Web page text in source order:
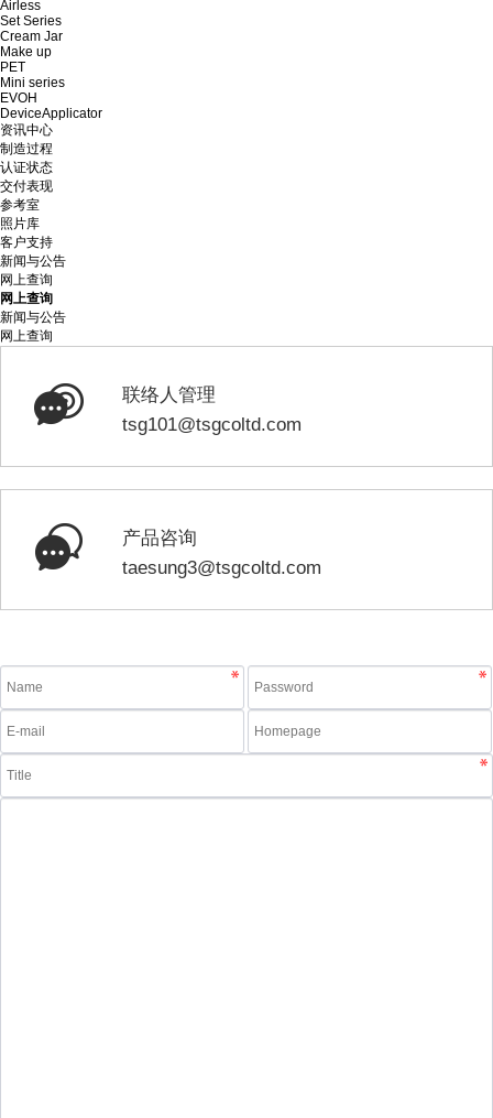
Airless
Set Series
Cream Jar
Make up
PET
Mini series
EVOH
DeviceApplicator
资讯中心
制造过程
认证状态
交付表现
参考室
照片库
客户支持
新闻与公告
网上查询
网上查询
新闻与公告
网上查询
联络人管理
tsg101@tsgcoltd.com
产品咨询
taesung3@tsgcoltd.com